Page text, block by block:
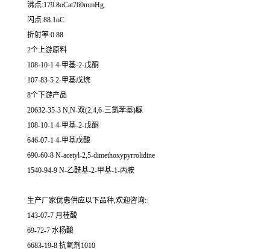
沸点:179.8oCat760mmHg
闪点:88.1oC
折射率:0.88
2个上游原料
108-10-1 4-甲基-2-戊酮
107-83-5 2-甲基戊烷
8个下游产品
20632-35-3 N,N-双(2,4,6-三氯苯基)脲
108-10-1 4-甲基-2-戊酮
646-07-1 4-甲基戊酸
690-60-8 N-acetyl-2,5-dimethoxypyrrolidine
1540-94-9 N-乙酰基-2-甲基-1-丙胺
生产厂家优惠供应以下品种,欢迎咨询:
143-07-7 月桂酸
69-72-7 水杨酸
6683-19-8 抗氧剂1010